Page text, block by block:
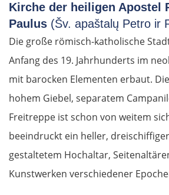
Kirche der heiligen Apostel
Paulus (Šv. apaštalų Petro ir
Die große römisch-katholische
Anfang des 19. Jahrhunderts im
mit barocken Elementen erbaut.
hohem Giebel, separatem
Freitreppe ist schon von weitem
beeindruckt ein heller,
gestaltetem Hochaltar,
Kunstwerken verschiedener